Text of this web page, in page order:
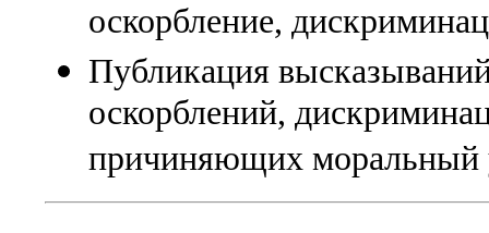
оскорбление,
Публикация
оскорблений,
причиняющих моральный